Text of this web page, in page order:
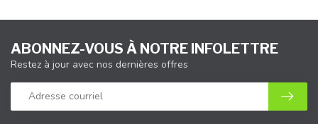
ABONNEZ-VOUS À NOTRE INFOLETTRE
Restez à jour avec nos dernières offres